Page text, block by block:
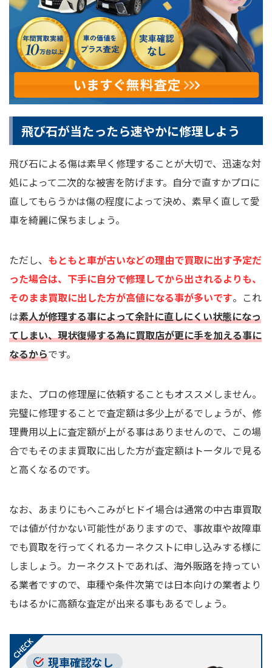
飛び石が当たったら速やかに修理しよう
飛び石による傷は素早く修理することが大切で、迅速な対
処によって二次的な被害を防げます。自分で直すかプロに
直してもらうかは傷の程度によって決め、素早く直して愛
車を綺麗に保ちましょう。
ただし、 もともと車が古いなどの理由で買取に出す予定だ
った場合は、下手に自分で修理してから出されるよりも、
そのまま買取に出した方が高値になる事が多いです。これ
は素人が修理する事によって余計に直しにくい状態になっ
てしまい、現状復帰する為に買取店が更に手を加える事に
なるからです。
また、プロの修理屋に依頼することもオススメしません。
完璧に修理することで査定額は多少上がるでしょうが、修
理費用以上に査定額が上がる事はありませんので、この場
合でもそのまま買取に出した方が査定額はトータルで見る
と高くなるのです。
なお、あまりにもへこみがヒドイ場合は通常の中古車買取
では値が付かない可能性がありますので、事故車や故障車
でも買取を行ってくれるカーネクストに申し込みする様に
しましょう。カーネクストであれば、海外販路を持ってい
る業者ですので、車種や条件次第では日本向けの業者より
もはるかに高額な査定が出来る事もあるでしょう。
現車確認なし